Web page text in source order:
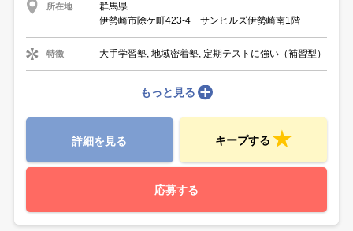
所在地
群馬県
伊勢崎市除ケ町423-4 サンヒルズ伊勢崎南1階
特徴 大手学習塾, 地域密着塾, 定期テストに強い（補習型）
もっと見る
詳細を見る キープする
応募する